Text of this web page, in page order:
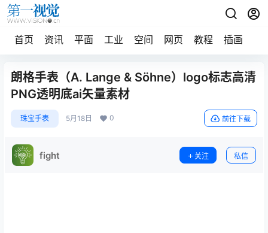
首页 资讯 平面 工业 空间 网页 教程 插画
朗格手表（A. Lange & Söhne）logo标志高清
PNG透明底ai矢量素材
珠宝手表 5月18日 0 前往下载
fight 关注 私信